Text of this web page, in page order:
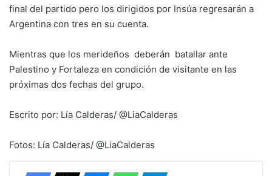
final del partido pero los dirigidos por Insúa regresarán a
Argentina con tres en su cuenta.
Mientras que los merideños deberán batallar ante
Palestino y Fortaleza en condición de visitante en las
próximas dos fechas del grupo.
Escrito por: Lía Calderas/ @LiaCalderas
Fotos: Lía Calderas/ @LiaCalderas